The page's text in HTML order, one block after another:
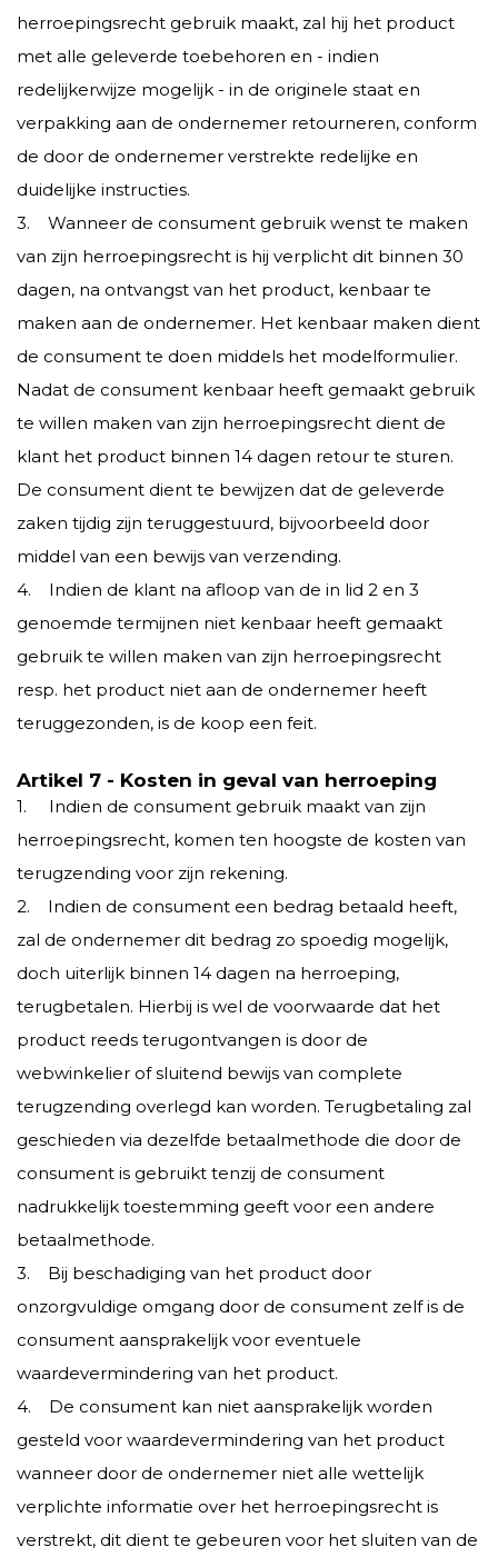
herroepingsrecht gebruik maakt, zal hij het product
met alle geleverde toebehoren en - indien
redelijkerwijze mogelijk - in de originele staat en
verpakking aan de ondernemer retourneren, conform
de door de ondernemer verstrekte redelijke en
duidelijke instructies.
3. Wanneer de consument gebruik wenst te maken
van zijn herroepingsrecht is hij verplicht dit binnen 30
dagen, na ontvangst van het product, kenbaar te
maken aan de ondernemer. Het kenbaar maken dient
de consument te doen middels het modelformulier.
Nadat de consument kenbaar heeft gemaakt gebruik
te willen maken van zijn herroepingsrecht dient de
klant het product binnen 14 dagen retour te sturen.
De consument dient te bewijzen dat de geleverde
zaken tijdig zijn teruggestuurd, bijvoorbeeld door
middel van een bewijs van verzending.
4. Indien de klant na afloop van de in lid 2 en 3
genoemde termijnen niet kenbaar heeft gemaakt
gebruik te willen maken van zijn herroepingsrecht
resp. het product niet aan de ondernemer heeft
teruggezonden, is de koop een feit.
Artikel 7 - Kosten in geval van herroeping
1. Indien de consument gebruik maakt van zijn
herroepingsrecht, komen ten hoogste de kosten van
terugzending voor zijn rekening.
2. Indien de consument een bedrag betaald heeft,
zal de ondernemer dit bedrag zo spoedig mogelijk,
doch uiterlijk binnen 14 dagen na herroeping,
terugbetalen. Hierbij is wel de voorwaarde dat het
product reeds terugontvangen is door de
webwinkelier of sluitend bewijs van complete
terugzending overlegd kan worden. Terugbetaling zal
geschieden via dezelfde betaalmethode die door de
consument is gebruikt tenzij de consument
nadrukkelijk toestemming geeft voor een andere
betaalmethode.
3. Bij beschadiging van het product door
onzorgvuldige omgang door de consument zelf is de
consument aansprakelijk voor eventuele
waardevermindering van het product.
4. De consument kan niet aansprakelijk worden
gesteld voor waardevermindering van het product
wanneer door de ondernemer niet alle wettelijk
verplichte informatie over het herroepingsrecht is
verstrekt, dit dient te gebeuren voor het sluiten van de